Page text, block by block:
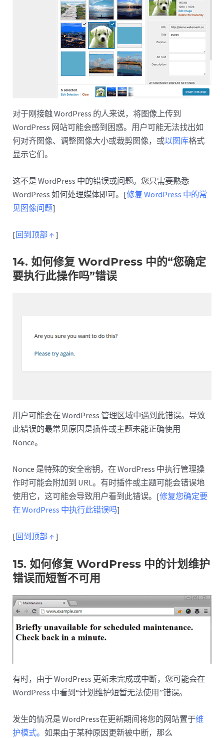
对于刚接触 WordPress 的人来说，将图像上传到
WordPress 网站可能会感到困惑。用户可能无法找出如
何对齐图像、调整图像大小或裁剪图像，或以图库格式
显示它们。
这不是 WordPress 中的错误或问题。您只需要熟悉
WordPress 如何处理媒体即可。[修复 WordPress 中的常
见图像问题]
[回到顶部 ↑]
14. 如何修复 WordPress 中的“您确定
要执行此操作吗”错误
用户可能会在 WordPress 管理区域中遇到此错误。导致
此错误的最常见原因是插件或主题未能正确使用
Nonce。
Nonce 是特殊的安全密钥，在 WordPress 中执行管理操
作时可能会附加到 URL。有时插件或主题可能会错误地
使用它，这可能会导致用户看到此错误。[修复您确定要
在 WordPress 中执行此错误吗]
[回到顶部 ↑]
15. 如何修复 WordPress 中的计划维护
错误而短暂不可用
有时，由于 WordPress 更新未完成或中断，您可能会在
WordPress 中看到“计划维护短暂无法使用”错误。
发生的情况是 WordPress在更新期间将您的网站置于维
护模式。如果由于某种原因更新被中断，那么